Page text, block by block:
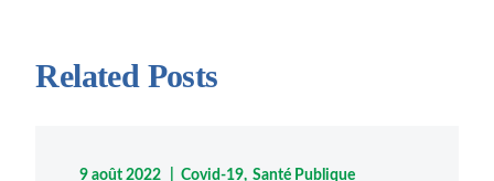
Related Posts
9 août 2022 Covid-19 Santé Publique